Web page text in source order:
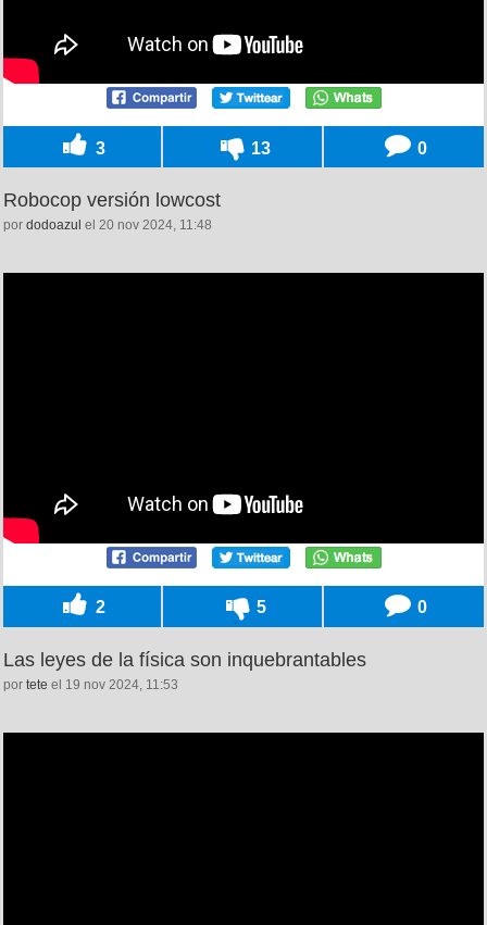
3 13 0
Robocop versión lowcost
por dodoazul el 20 nov 2024, 11:48
2 5 0
Las leyes de la física son inquebrantables
por tete el 19 nov 2024, 11:53